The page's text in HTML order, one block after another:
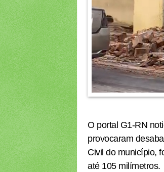
O portal G1-RN
provocaram
Civil do município,
até 105 milímetros.